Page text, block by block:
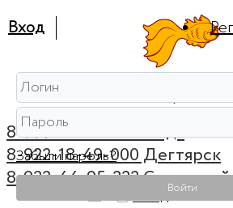
8-999-56-56-111 Ревда
8-922-18-49-000 Дегтярск
8-922-44-95-222 Советский
Вход
Вход
Забыли пароль?
Войти